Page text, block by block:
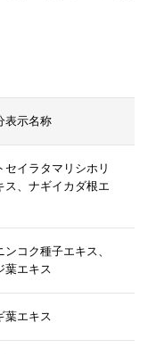
表示名称
セイラタマリシホリ
ス、ナギイカダ根エ
ンコク種子エキス、
葉エキス
葉エキス